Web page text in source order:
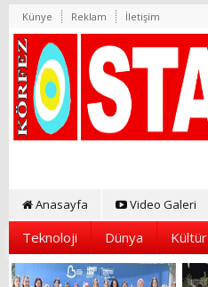
Künye Reklam İletişim
Anasayfa Video Galeri
Teknoloji Dünya Kültür